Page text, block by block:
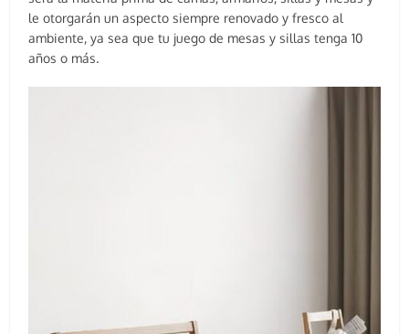
le otorgarán un aspecto siempre renovado y fresco al
ambiente, ya sea que tu juego de mesas y sillas tenga 10
años o más.